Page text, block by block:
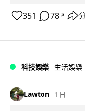
351 78 ↗
科技娛樂 生活娛樂
Lawton 1 日